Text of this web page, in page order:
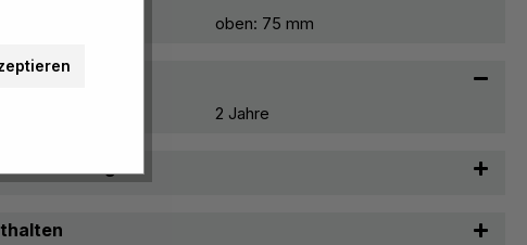
oben: 75 mm
2 Jahre